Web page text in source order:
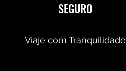
SEGURO
Viaje com Tranquilidade